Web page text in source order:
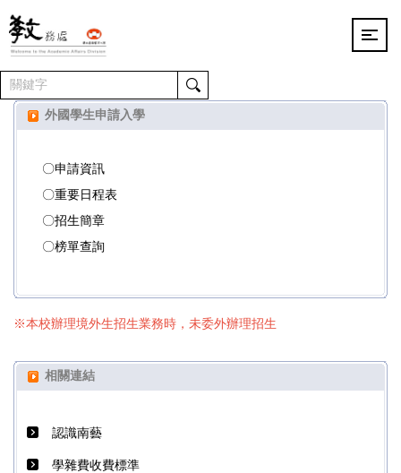
跳
到
主
要
內
容
外國學生申請入學
〇申請資訊
〇重要日程表
〇招生簡章
〇榜單查詢
※本校辦理境外生招生業務時，未委外辦理招生
相關連結
認識南藝
學雜費收費標準